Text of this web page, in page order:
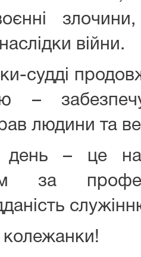
війни.
судді
–
людини та
день – це
за
колежанки!